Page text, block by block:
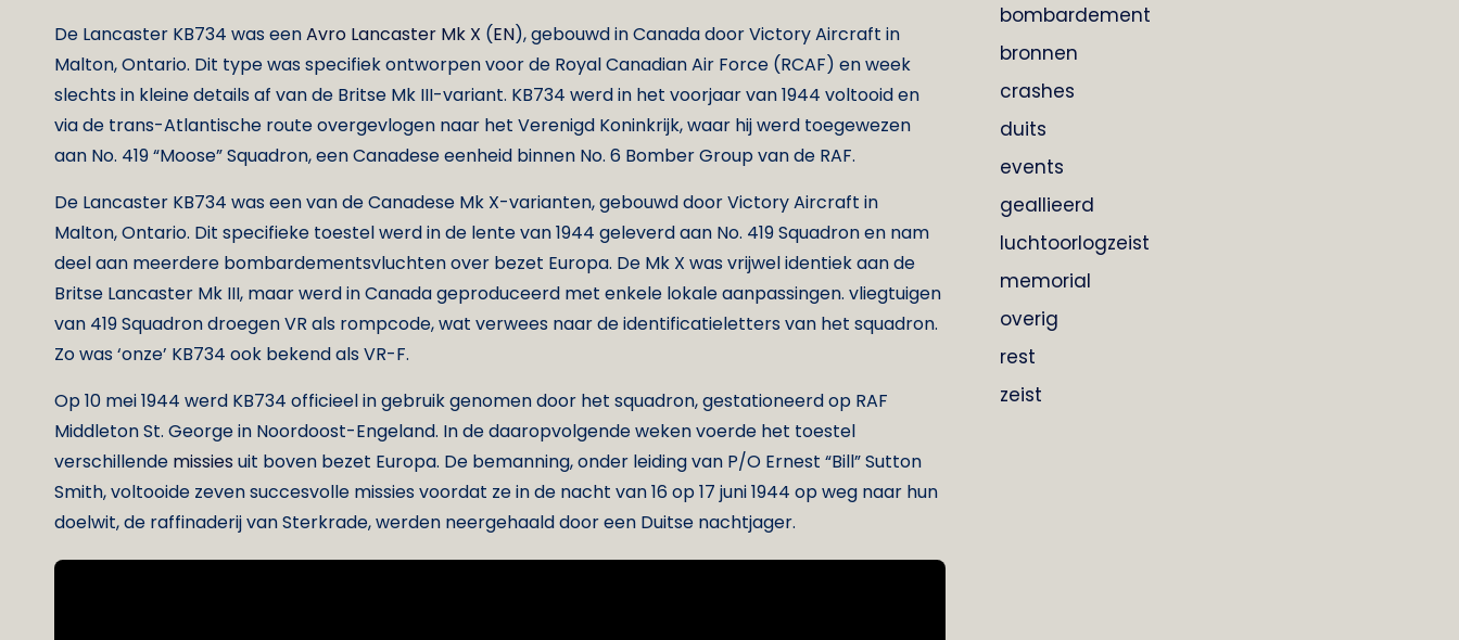
De Lancaster KB734 was eenAvro Lancaster Mk X (EN), gebouwd in Canada door Victory Aircraft in
Malton, Ontario. Dit type was specifiek ontworpen voor de Royal Canadian Air Force (RCAF) en week
slechts in kleine details af van de Britse Mk III-variant. KB734 werd in het voorjaar van 1944 voltooid en
via de trans-Atlantische route overgevlogen naar het Verenigd Koninkrijk, waar hij werd toegewezen
aan No. 419 “Moose” Squadron, een Canadese eenheid binnen No. 6 Bomber Group van de RAF.
De Lancaster KB734 was een van de Canadese Mk X-varianten, gebouwd door Victory Aircraft in
Malton, Ontario. Dit specifieke toestel werd in de lente van 1944 geleverd aan No. 419 Squadron en nam
deel aan meerdere bombardementsvluchten over bezet Europa. De Mk X was vrijwel identiek aan de
Britse Lancaster Mk III, maar werd in Canada geproduceerd met enkele lokale aanpassingen. vliegtuigen
van 419 Squadron droegen VR als rompcode, wat verwees naar de identificatieletters van het squadron.
Zo was ‘onze’ KB734 ook bekend als VR-F.
Op 10 mei 1944 werd KB734 officieel in gebruik genomen door het squadron, gestationeerd op RAF
Middleton St. George in Noordoost-Engeland. In de daaropvolgende weken voerde het toestel
verschillende missies uit boven bezet Europa. De bemanning, onder leiding van P/O Ernest “Bill” Sutton
Smith, voltooide zeven succesvolle missies voordat ze in de nacht van 16 op 17 juni 1944 op weg naar hun
doelwit, de raffinaderij van Sterkrade, werden neergehaald door een Duitse nachtjager.
bombardement
bronnen
crashes
duits
events
geallieerd
luchtoorlogzeist
memorial
overig
rest
zeist